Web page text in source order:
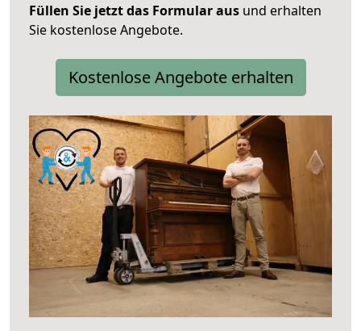
Füllen Sie jetzt das Formular aus und erhalten
Sie kostenlose Angebote.
Kostenlose Angebote erhalten